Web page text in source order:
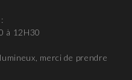
à 12H30
merci de prendre